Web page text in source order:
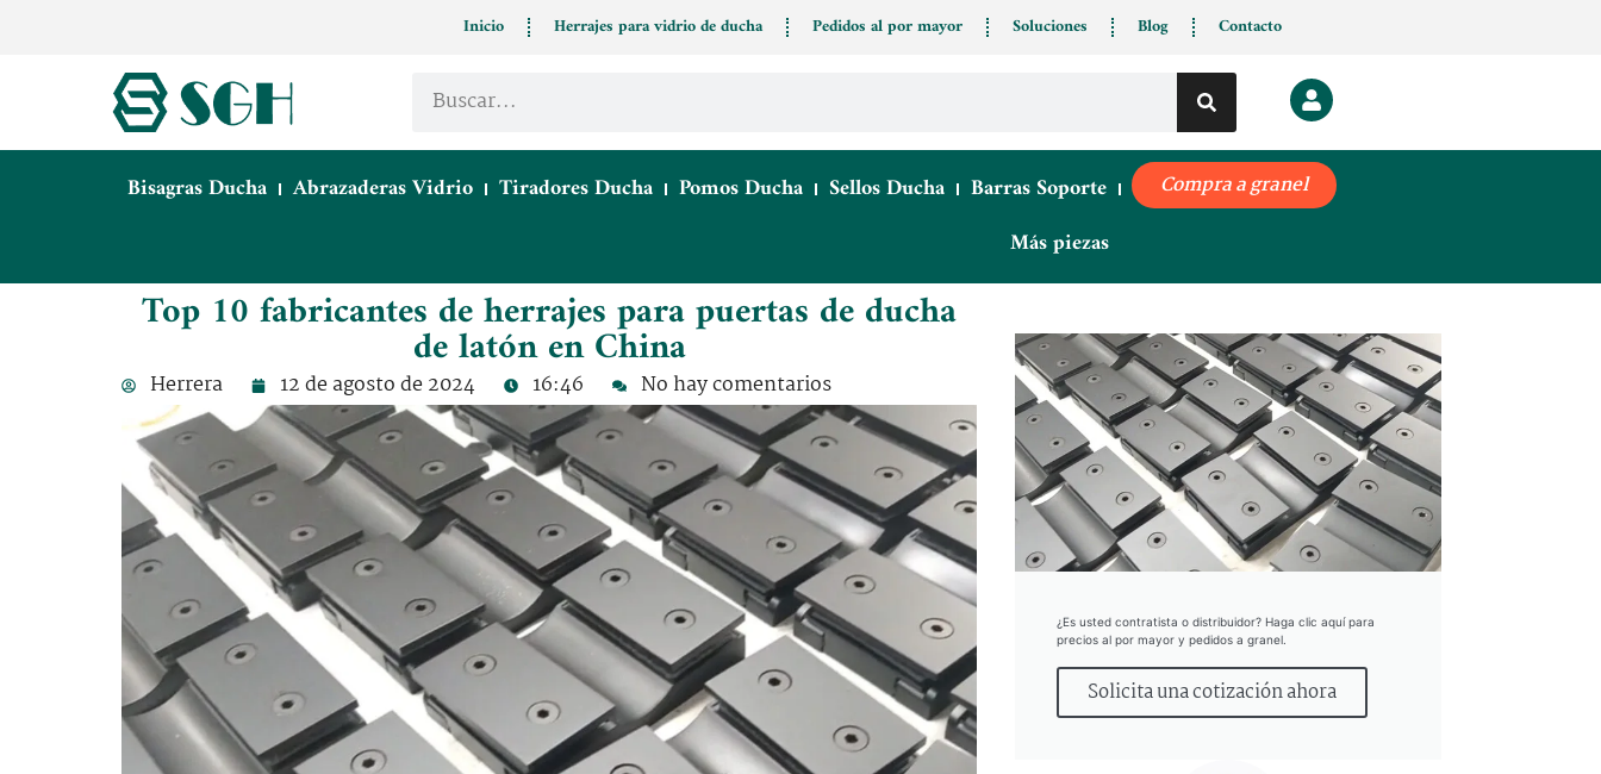
Inicio Herrajes para vidrio de ducha Pedidos al por mayor Soluciones Blog Contacto
Bisagras Ducha Abrazaderas Vidrio Tiradores Ducha Pomos Ducha Sellos Ducha
Barras Soporte
Más piezas
Compra a granel
Top 10 fabricantes de herrajes para puertas de ducha
de latón en China
Herrera 12 de agosto de 2024 16:46 No hay comentarios
¿Es usted contratista o distribuidor? Haga clic aquí para
precios al por mayor y pedidos a granel.
Solicita una cotización ahora